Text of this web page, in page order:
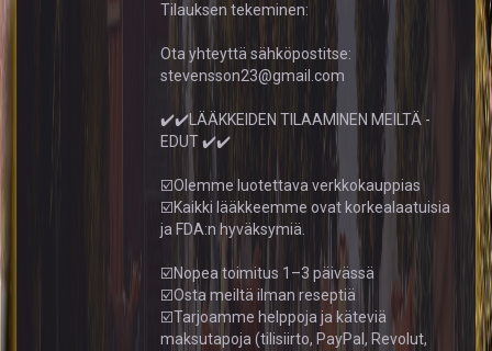
Tilauksen tekeminen:
Ota yhteyttä sähköpostitse:
stevensson23@gmail.com
✔️✔️LÄÄKKEIDEN TILAAMINEN MEILTÄ -
EDUT ✔️✔️
☑️Olemme luotettava verkkokauppias
☑️Kaikki lääkkeemme ovat korkealaatuisia
ja FDA:n hyväksymiä.
☑️Nopea toimitus 1–3 päivässä
☑️Osta meiltä ilman reseptiä
☑️Tarjoamme helppoja ja käteviä
maksutapoja (tilisiirto, PayPal, Revolut,